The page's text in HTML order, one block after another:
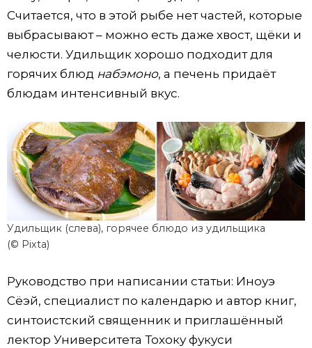
Считается, что в этой рыбе нет частей, которые
выбрасывают – можно есть даже хвост, щёки и
челюсти. Удильщик хорошо подходит для
горячих блюд набэмоно, а печень придаёт
блюдам интенсивный вкус.
Удильщик (слева), горячее блюдо из удильщика
(© Pixta)
Руководство при написании статьи: Иноуэ
Сёэй, специалист по календарю и автор книг,
синтоистский священник и приглашённый
лектор Университета Тохоку фукуси